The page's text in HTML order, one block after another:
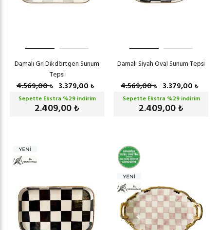
Damalı Gri Dikdörtgen Sunum
Tepsi
4.569,00₺ 3.379,00 ₺
Sepette Ekstra %29indirim
2.409,00 ₺
Damalı Siyah Oval Sunum Tepsi
4.569,00₺ 3.379,00 ₺
Sepette Ekstra %29indirim
2.409,00 ₺